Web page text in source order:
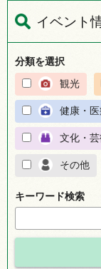
イベント
分類を選択
観光
健康・
文化・
その他
キーワード検索